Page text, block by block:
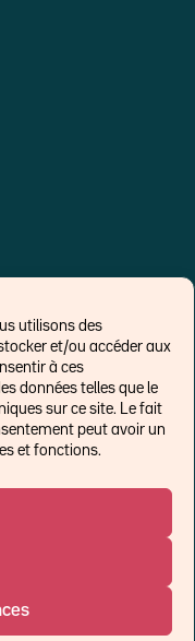
utilisons des
et/ou accéder aux
à ces
données telles que le
sur ce site. Le fait
peut avoir un
et fonctions.